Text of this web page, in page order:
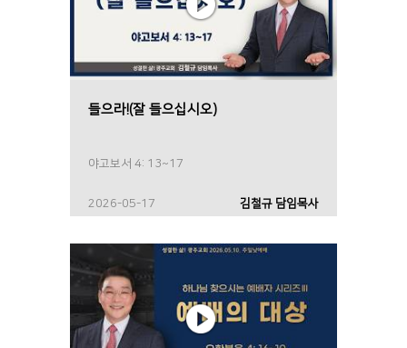
들으라!(잘 들으십시오)
야고보서 4: 13~17
2026-05-17 김철규 담임목사